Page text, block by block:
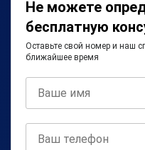
Не можете
бесплатную
Оставьте свой номер и наш
ближайшее время